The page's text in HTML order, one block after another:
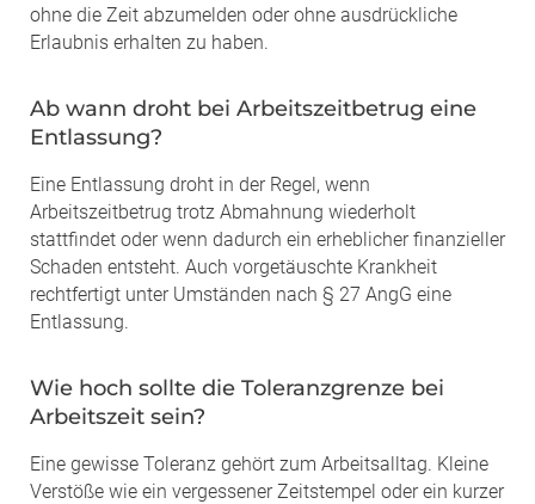
ohne die Zeit abzumelden oder ohne ausdrückliche
Erlaubnis erhalten zu haben.
Ab wann droht bei Arbeitszeitbetrug eine
Entlassung?
Eine Entlassung droht in der Regel, wenn
Arbeitszeitbetrug trotz Abmahnung wiederholt
stattfindet oder wenn dadurch ein erheblicher finanzieller
Schaden entsteht. Auch vorgetäuschte Krankheit
rechtfertigt unter Umständen nach § 27 AngG eine
Entlassung.
Wie hoch sollte die Toleranzgrenze bei
Arbeitszeit sein?
Eine gewisse Toleranz gehört zum Arbeitsalltag. Kleine
Verstöße wie ein vergessener Zeitstempel oder ein kurzer